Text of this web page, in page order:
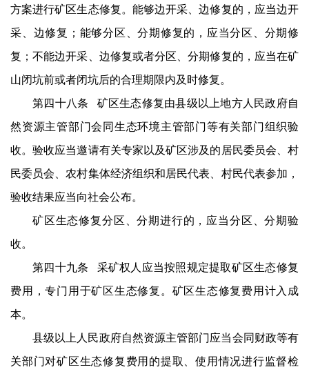
方案进行矿区生态修复。能够边开采、边修复的，应当边开
采、边修复；能够分区、分期修复的，应当分区、分期修
复；不能边开采、边修复或者分区、分期修复的，应当在矿
山闭坑前或者闭坑后的合理期限内及时修复。
第四十八条 矿区生态修复由县级以上地方人民政府自
然资源主管部门会同生态环境主管部门等有关部门组织验
收。验收应当邀请有关专家以及矿区涉及的居民委员会、村
民委员会、农村集体经济组织和居民代表、村民代表参加，
验收结果应当向社会公布。
矿区生态修复分区、分期进行的，应当分区、分期验
收。
第四十九条 采矿权人应当按照规定提取矿区生态修复
费用，专门用于矿区生态修复。矿区生态修复费用计入成
本。
县级以上人民政府自然资源主管部门应当会同财政等有
关部门对矿区生态修复费用的提取、使用情况进行监督检